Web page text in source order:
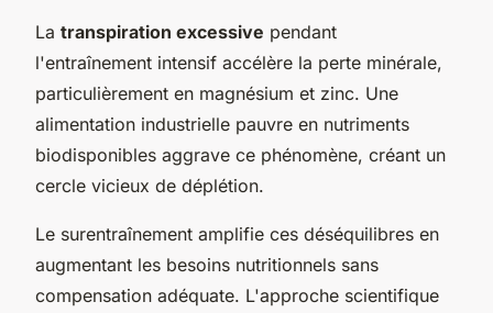
La transpiration excessive pendant
l'entraînement intensif accélère la perte minérale,
particulièrement en magnésium et zinc. Une
alimentation industrielle pauvre en nutriments
biodisponibles aggrave ce phénomène, créant un
cercle vicieux de déplétion.
Le surentraînement amplifie ces déséquilibres en
augmentant les besoins nutritionnels sans
compensation adéquate. L'approche scientifique